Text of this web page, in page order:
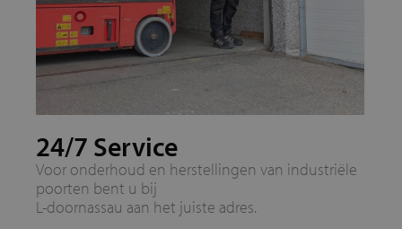
24/7 Service
Voor onderhoud en herstellingen van industriële
poorten bent u bij
L-doornassau aan het juiste adres.